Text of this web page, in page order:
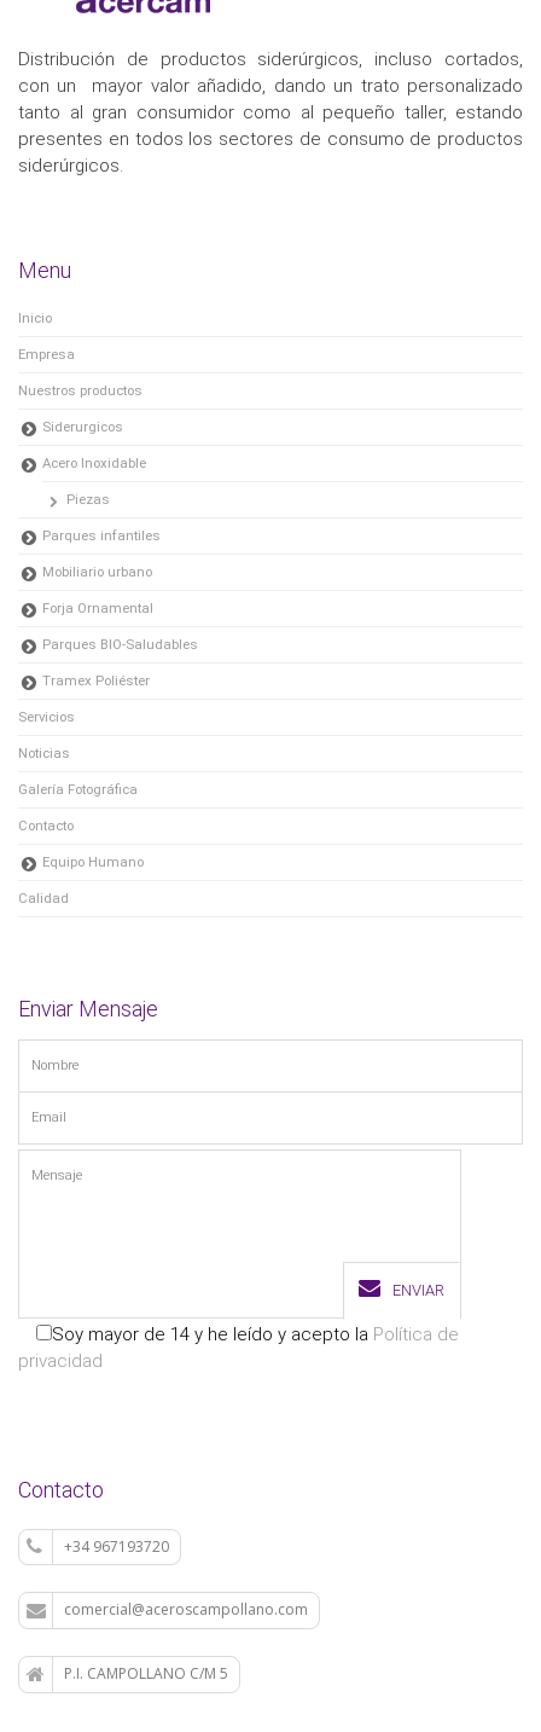
Distribución de productos siderúrgicos, incluso cortados,
con un mayor valor añadido, dando un trato personalizado
tanto al gran consumidor como al pequeño taller, estando
presentes en todos los sectores de consumo de productos
siderúrgicos.
Menu
Inicio
Empresa
Nuestros productos
Siderurgicos
Acero Inoxidable
Piezas
Parques infantiles
Mobiliario urbano
Forja Ornamental
Parques BIO-Saludables
Tramex Poliéster
Servicios
Noticias
Galería Fotográfica
Contacto
Equipo Humano
Calidad
Enviar Mensaje
ENVIAR
Soy mayor de 14 y he leído y acepto la Política de
privacidad
Contacto
+34 967193720
comercial@aceroscampollano.com
P.I. CAMPOLLANO C/M 5